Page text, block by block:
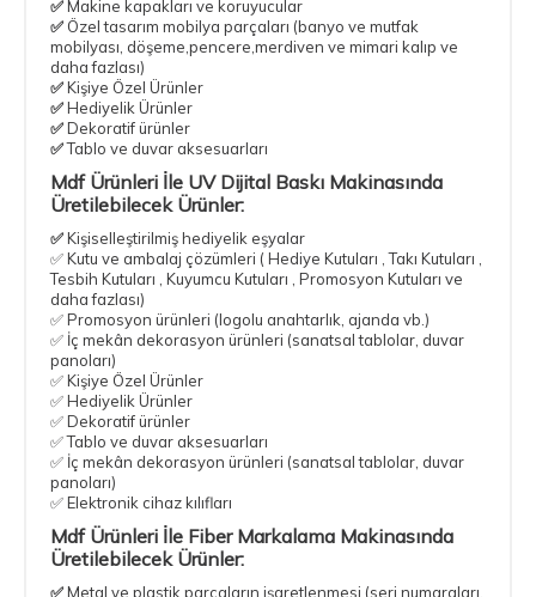
✅ Makine kapakları ve koruyucular
✅ Özel tasarım mobilya parçaları (banyo ve mutfak
mobilyası, döşeme,pencere,merdiven ve mimari kalıp ve
daha fazlası)
✅Kişiye Özel Ürünler
✅Hediyelik Ürünler
✅Dekoratif ürünler
✅Tablo ve duvar aksesuarları
Mdf Ürünleri İle UV Dijital Baskı Makinasında
Üretilebilecek Ürünler:
✅Kişiselleştirilmiş hediyelik eşyalar
✅ Kutu ve ambalaj çözümleri ( Hediye Kutuları , Takı Kutuları ,
Tesbih Kutuları , Kuyumcu Kutuları , Promosyon Kutuları ve
daha fazlası)
✅ Promosyon ürünleri (logolu anahtarlık, ajanda vb.)
✅ İç mekân dekorasyon ürünleri (sanatsal tablolar, duvar
panoları)
✅ Kişiye Özel Ürünler
✅ Hediyelik Ürünler
✅ Dekoratif ürünler
✅ Tablo ve duvar aksesuarları
✅ İç mekân dekorasyon ürünleri (sanatsal tablolar, duvar
panoları)
✅ Elektronik cihaz kılıfları
Mdf Ürünleri İle Fiber Markalama Makinasında
Üretilebilecek Ürünler:
✅Metal ve plastik parçaların işaretlenmesi (seri numaraları,